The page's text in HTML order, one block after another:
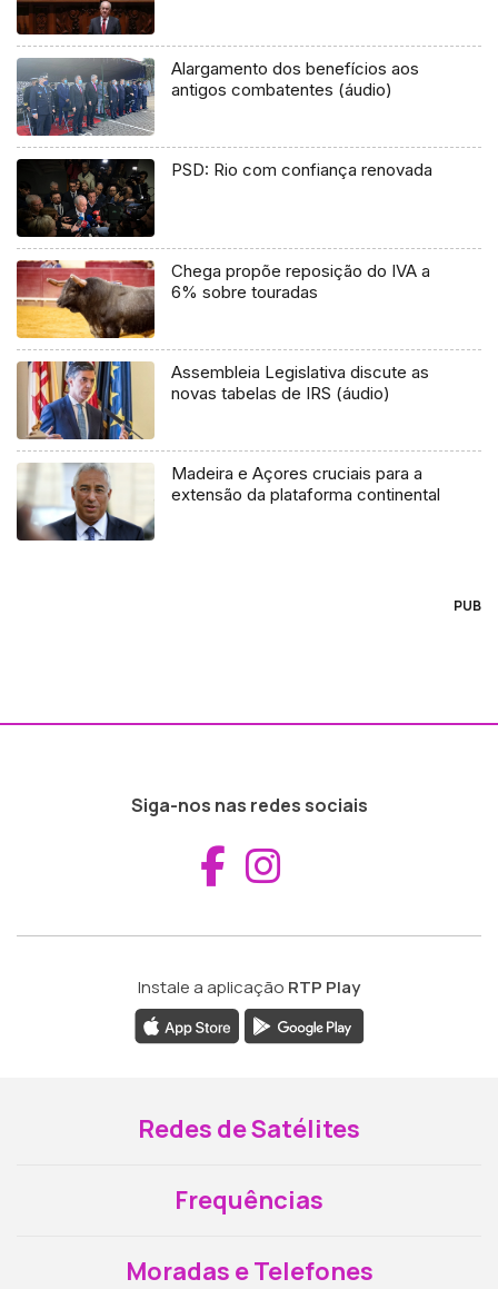
Alargamento dos benefícios aos
antigos combatentes (áudio)
PSD: Rio com confiança renovada
Chega propõe reposição do IVA a
6% sobre touradas
Assembleia Legislativa discute as
novas tabelas de IRS (áudio)
Madeira e Açores cruciais para a
extensão da plataforma continental
PUB
Siga-nos nas redes sociais
Aceder ao
Instale a aplicação RTP Play
Redes de Satélites
Frequências
Moradas e Telefones